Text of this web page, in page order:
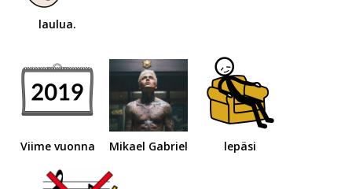
laulua.
Viime vuonna Mikael Gabriel lepäsi